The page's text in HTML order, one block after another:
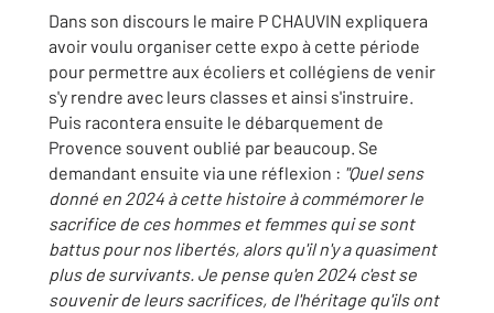
Dans son discours le maire P CHAUVIN expliquera
avoir voulu organiser cette expo à cette période
pour permettre aux écoliers et collégiens de venir
s'y rendre avec leurs classes et ainsi s'instruire.
Puis racontera ensuite le débarquement de
Provence souvent oublié par beaucoup. Se
demandant ensuite via une réflexion : "Quel sens
donné en 2024 à cette histoire à commémorer le
sacrifice de ces hommes et femmes qui se sont
battus pour nos libertés, alors qu'il n'y a quasiment
plus de survivants. Je pense qu'en 2024 c'est se
souvenir de leurs sacrifices, de l'héritage qu'ils ont